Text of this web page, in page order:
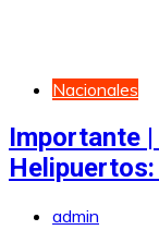
Nacionales
Importante
admin